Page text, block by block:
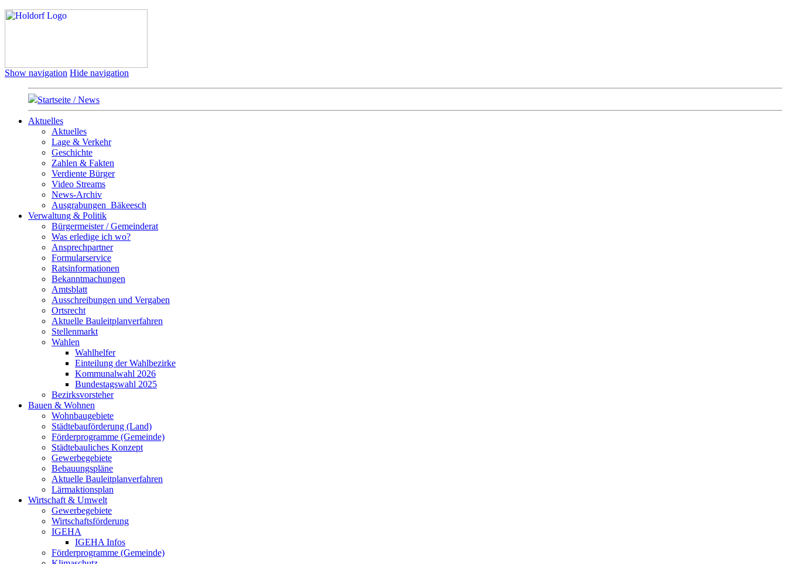
Show navigation Hide navigation
Startseite / News
Aktuelles
Aktuelles
Lage & Verkehr
Geschichte
Zahlen & Fakten
Verdiente Bürger
Video Streams
News-Archiv
Ausgrabungen_Bäkeesch
Verwaltung & Politik
Bürgermeister / Gemeinderat
Was erledige ich wo?
Ansprechpartner
Formularservice
Ratsinformationen
Bekanntmachungen
Amtsblatt
Ausschreibungen und Vergaben
Ortsrecht
Aktuelle Bauleitplanverfahren
Stellenmarkt
Wahlen
Wahlhelfer
Einteilung der Wahlbezirke
Kommunalwahl 2026
Bundestagswahl 2025
Bezirksvorsteher
Bauen & Wohnen
Wohnbaugebiete
Städtebauförderung (Land)
Förderprogramme (Gemeinde)
Städtebauliches Konzept
Gewerbegebiete
Bebauungspläne
Aktuelle Bauleitplanverfahren
Lärmaktionsplan
Wirtschaft & Umwelt
Gewerbegebiete
Wirtschaftsförderung
IGEHA
IGEHA Infos
Förderprogramme (Gemeinde)